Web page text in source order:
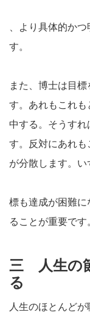
、より具体的か
す。
また、博士は目
す。あれもこれ
中する。そうす
す。反対にあれ
が分散します。い
標も達成が困難
ることが重要です
三 人生の
る
人生のほとんど